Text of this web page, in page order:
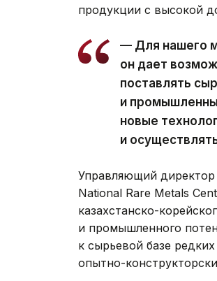
продукции с высокой
— Для нашего
он дает
поставлять
и
новые
и
Управляющий директор
National Rare Metals
казахстанско-
и промышленного
к сырьевой базе
опытно-